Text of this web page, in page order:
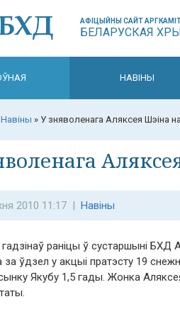
АФІЦЫЙНЫ САЙТ
БЕЛАРУСКАЯ
НАВІНЫ
Навіны » У зняволенага Аляксея Шэіна
2010 11:17 | Навіны
раніцы ў сустаршыні БХД
за ўдзел у акцыі пратэсту 19
Якубу 1,5 гады. Жонка